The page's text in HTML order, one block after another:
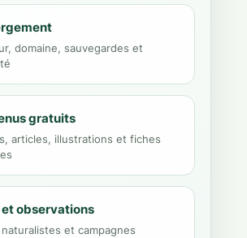
domaine, sauvegardes et
gratuits
articles, illustrations et fiches
observations
et campagnes